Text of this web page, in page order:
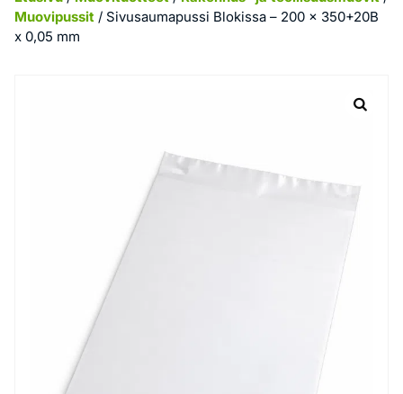
Muovipussit / Sivusaumapussi Blokissa – 200 x 350+20B
x 0,05 mm